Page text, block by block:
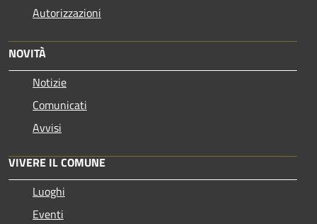
Autorizzazioni
NOVITÀ
Notizie
Comunicati
Avvisi
VIVERE IL COMUNE
Luoghi
Eventi